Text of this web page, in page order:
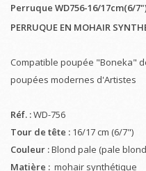
Perruque WD756-16/17cm(6/
PERRUQUE EN MOHAIR
Compatible poupée "Boneka"
poupées modernes d'Artistes
Réf. :WD-756
Tour de tête : 16/17 cm (6/7")
Couleur :Blond pale (pale
Matière : mohair synthétique